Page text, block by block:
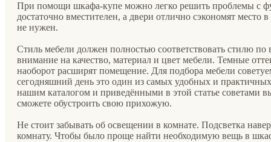
При помощи шкафа-купе можно легко решить проблемы с
достаточно вместителен, а двери отлично сэкономят
не нужен.
Стиль мебели должен полностью соответствовать стилю
внимание на качество, материал и цвет мебели. Темные
наоборот расширят помещение. Для подбора мебели
сегодняшний день это один из самых удобных и
нашим каталогом и приведёнными в этой статье советами
сможете обустроить свою прихожую.
Не стоит забывать об освещении в комнате. Подсветка
комнату. Чтобы было проще найти необходимую вещь в